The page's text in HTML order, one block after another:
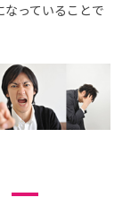
っていることで